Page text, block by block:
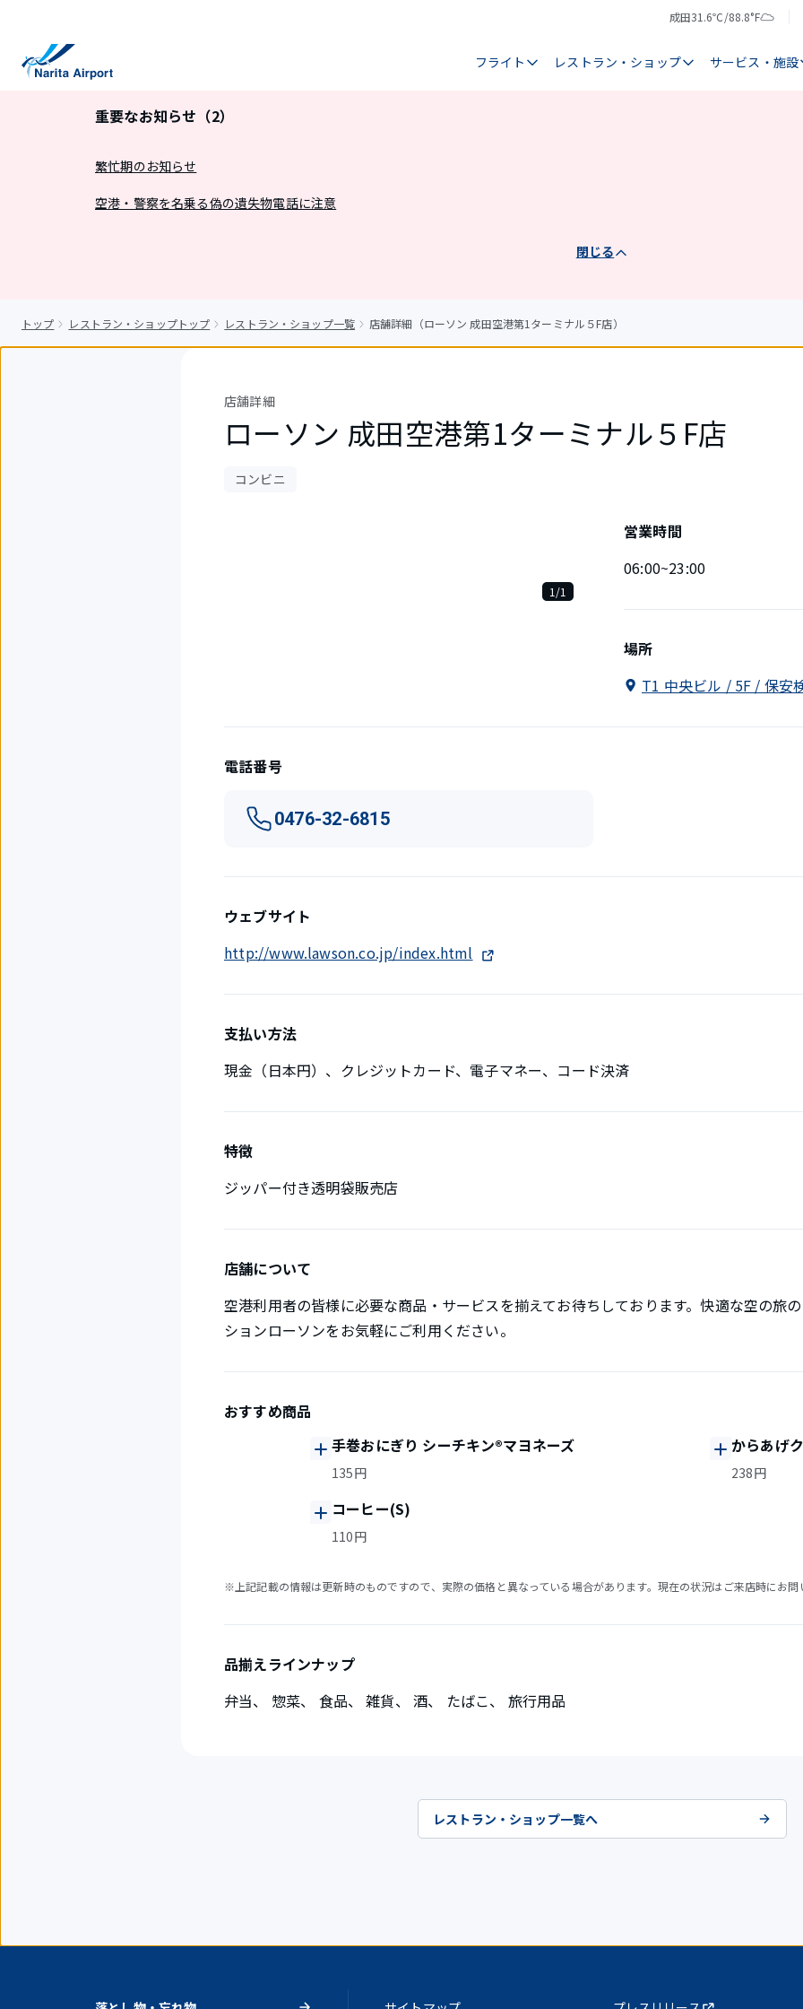
成田
気
31.6℃/88.8°F
天
フライト レストラン・ショップ サービス・施設
重要なお知らせ（2）
繁忙期のお知らせ
空港・警察を名乗る偽の遺失物電話に注意
閉じる
トップ レストラン・ショップトップ レストラン・ショップ一覧 店舗詳細（ローソン 成田空港第1ターミナル５F店）
店舗詳細
ローソン 成田空港第1ターミナル５F店
コンビニ
表
中
1/1
営業時間
06:00~23:00
場所
T1 中央ビル / 5F / 保安
電話番号
0476-32-6815
ウェブサイト
http://www.lawson.co.jp/index.html
支払い方法
現金（日本円）、クレジットカード、電子マネー、コード決済
特徴
ジッパー付き透明袋販売店
店舗について
空港利用者の皆様に必要な商品・サービスを揃えてお待ちしております。快適な空の旅
ションローソンをお気軽にご利用ください。
おすすめ商品
手巻おにぎり シーチキン®マヨネーズ
135円
からあげ
238円
コーヒー(S)
110円
※上記記載の情報は更新時のものですので、実際の価格と異なっている場合があります。現在の状況はご来店時にお
品揃えラインナップ
弁当、 惣菜、 食品、 雑貨、 酒、 たばこ、 旅行用品
レストラン・ショップ一覧へ